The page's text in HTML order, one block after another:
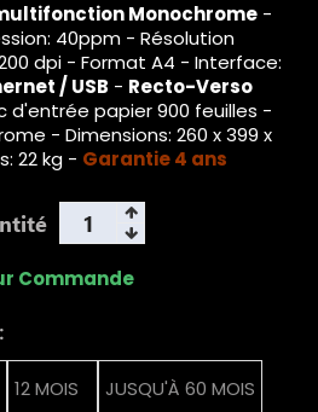
Monochrome -
40ppm - Résolution
dpi - Format A4 - Interface:
/ USB - Recto-Verso
d'entrée papier 900 feuilles -
- Dimensions: 260 x 399 x
22kg - Garantie 4 ans
Commande
12 MOIS JUSQU'À 60 MOIS